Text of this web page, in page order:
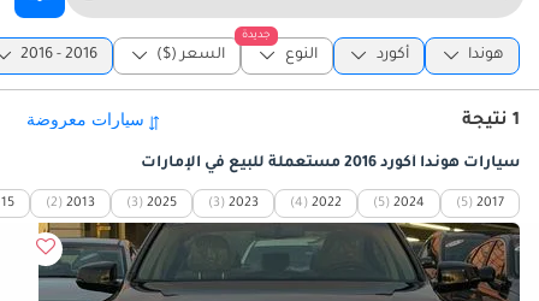
هوندا أكورد
جديدة
النوع السعر ($) 2016 - 2016
1 نتيجة
سيارات هوندا أكورد 2016 مستعملة للبيع في الإمارات
2017
(5)
2024
(5)
2022
(4)
2023
(3)
2025
(3)
2013
(2)